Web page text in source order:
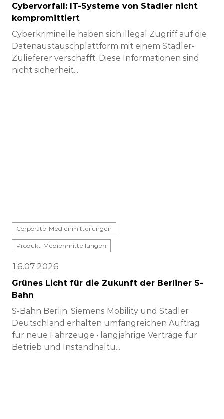
Cybervorfall: IT-Systeme von Stadler nicht
kompromittiert
Cyberkriminelle haben sich illegal Zugriff auf die
Datenaustauschplattform mit einem Stadler-
Zulieferer verschafft. Diese Informationen sind
nicht sicherheit...
Corporate-Medienmitteilungen
Produkt-Medienmitteilungen
16.07.2026
Grünes Licht für die Zukunft der Berliner S-
Bahn
S-Bahn Berlin, Siemens Mobility und Stadler
Deutschland erhalten umfangreichen Auftrag
für neue Fahrzeuge • langjährige Verträge für
Betrieb und Instandhaltu...